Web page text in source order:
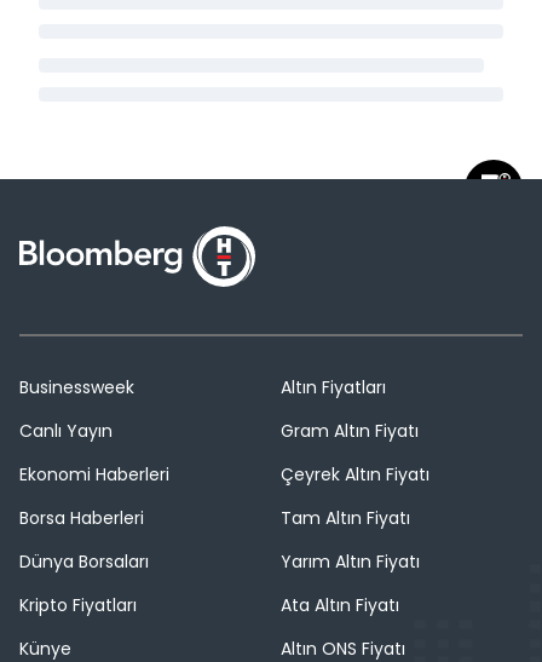
Businessweek
Canlı Yayın
Ekonomi Haberleri
Borsa Haberleri
Dünya Borsaları
Kripto Fiyatları
Künye
Altın Fiyatları
Gram Altın Fiyatı
Çeyrek Altın Fiyatı
Tam Altın Fiyatı
Yarım Altın Fiyatı
Ata Altın Fiyatı
Altın ONS Fiyatı